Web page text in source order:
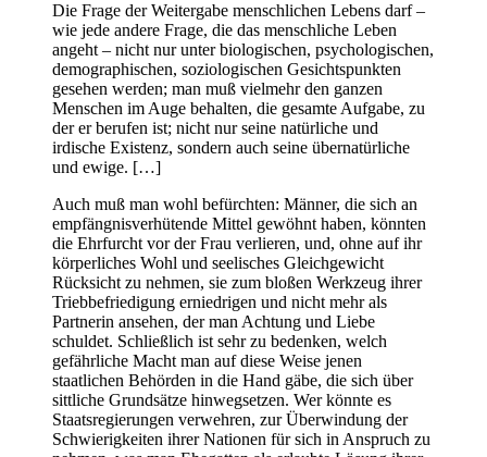
Die Frage der Weitergabe menschlichen Lebens darf –
wie jede andere Frage, die das menschliche Leben
angeht – nicht nur unter biologischen, psychologischen,
demographischen, soziologischen Gesichtspunkten
gesehen werden; man muß vielmehr den ganzen
Menschen im Auge behalten, die gesamte Aufgabe, zu
der er berufen ist; nicht nur seine natürliche und
irdische Existenz, sondern auch seine übernatürliche
und ewige. […]
Auch muß man wohl befürchten: Männer, die sich an
empfängnisverhütende Mittel gewöhnt haben, könnten
die Ehrfurcht vor der Frau verlieren, und, ohne auf ihr
körperliches Wohl und seelisches Gleichgewicht
Rücksicht zu nehmen, sie zum bloßen Werkzeug ihrer
Triebbefriedigung erniedrigen und nicht mehr als
Partnerin ansehen, der man Achtung und Liebe
schuldet. Schließlich ist sehr zu bedenken, welch
gefährliche Macht man auf diese Weise jenen
staatlichen Behörden in die Hand gäbe, die sich über
sittliche Grundsätze hinwegsetzen. Wer könnte es
Staatsregierungen verwehren, zur Überwindung der
Schwierigkeiten ihrer Nationen für sich in Anspruch zu